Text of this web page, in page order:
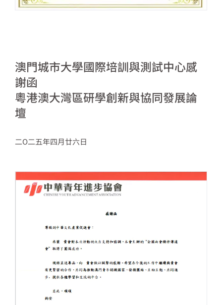
澳門城市大學國際培訓與測試中心感
謝函
粵港澳大灣區研學創新與協同發展論
壇
二O二五年四月廿六日